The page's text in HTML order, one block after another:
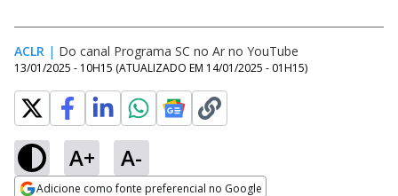
ACLR | Do canal Programa SC no Ar no YouTube
13/01/2025 - 10H15 (ATUALIZADO EM 14/01/2025 - 01H15)
A+ A-
Adicione como fonte preferencial no Google